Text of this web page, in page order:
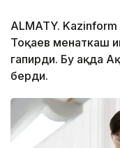
ALMATY.
Тоқаев меҳнаткаш
гапирди. Бу ҳақда
берди.